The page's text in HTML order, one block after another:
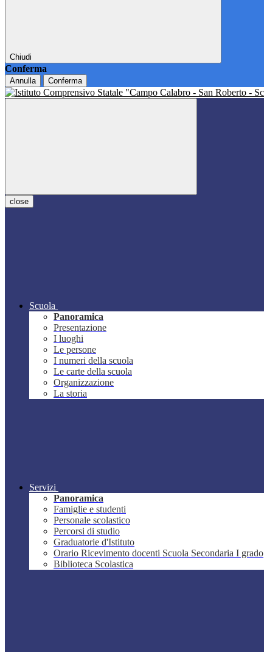
Chiudi
Conferma
Annulla Conferma
close
Scuola
Panoramica
Presentazione
I luoghi
Le persone
I numeri della scuola
Le carte della scuola
Organizzazione
La storia
Servizi
Panoramica
Famiglie e studenti
Personale scolastico
Percorsi di studio
Graduatorie d'Istituto
Orario Ricevimento docenti Scuola Secondaria I grado
Biblioteca Scolastica